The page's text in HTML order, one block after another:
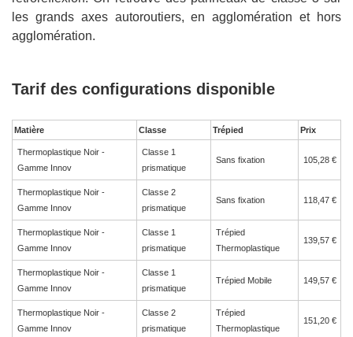
les grands axes autoroutiers, en agglomération et hors
agglomération.
Tarif des configurations disponible
Matière Classe Trépied Prix
Thermoplastique Noir -
Gamme Innov
Classe 1
prismatique
Sans fixation 105,28 €
Thermoplastique Noir -
Gamme Innov
Classe 2
prismatique
Sans fixation 118,47 €
Thermoplastique Noir -
Gamme Innov
Classe 1
prismatique
Trépied
Thermoplastique
139,57 €
Thermoplastique Noir -
Gamme Innov
Classe 1
prismatique
Trépied Mobile 149,57 €
Thermoplastique Noir -
Gamme Innov
Classe 2
prismatique
Trépied
Thermoplastique
151,20 €